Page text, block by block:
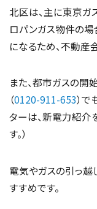
北区は、主に東京ガ
ロパンガス物件の
になるため、不動産
また、都市ガスの開
（0120-911-653）で
ターは、新電力紹
す。）
電気やガスの引っ
すすめです。